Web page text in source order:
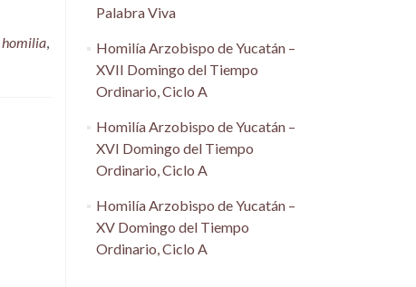
homilia,
Palabra Viva
Homilía Arzobispo de Yucatán –
XVII Domingo del Tiempo
Ordinario, Ciclo A
Homilía Arzobispo de Yucatán –
XVI Domingo del Tiempo
Ordinario, Ciclo A
Homilía Arzobispo de Yucatán –
XV Domingo del Tiempo
Ordinario, Ciclo A